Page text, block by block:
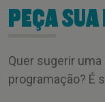
PEÇA
Quer sugerir
programação? É